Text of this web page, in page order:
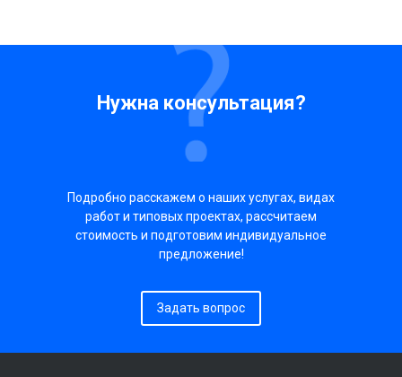
Нужна консультация?
Подробно расскажем о наших услугах, видах
работ и типовых проектах, рассчитаем
стоимость и подготовим индивидуальное
предложение!
Задать вопрос